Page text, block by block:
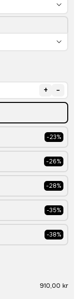
+ -
-23%
-26%
-28%
-35%
-38%
910,00 kr